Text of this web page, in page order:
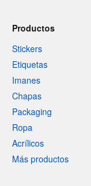
Productos
Stickers
Etiquetas
Imanes
Chapas
Packaging
Ropa
Acrílicos
Más productos